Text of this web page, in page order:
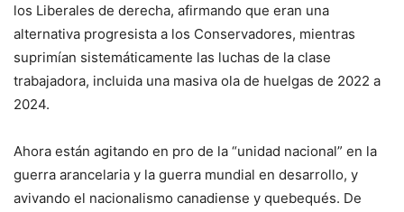
los Liberales de derecha, afirmando que eran una
alternativa progresista a los Conservadores, mientras
suprimían sistemáticamente las luchas de la clase
trabajadora, incluida una masiva ola de huelgas de 2022 a
2024.
Ahora están agitando en pro de la “unidad nacional” en la
guerra arancelaria y la guerra mundial en desarrollo, y
avivando el nacionalismo canadiense y quebequés. De